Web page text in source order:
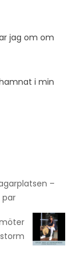
jag om om
i min
–
par